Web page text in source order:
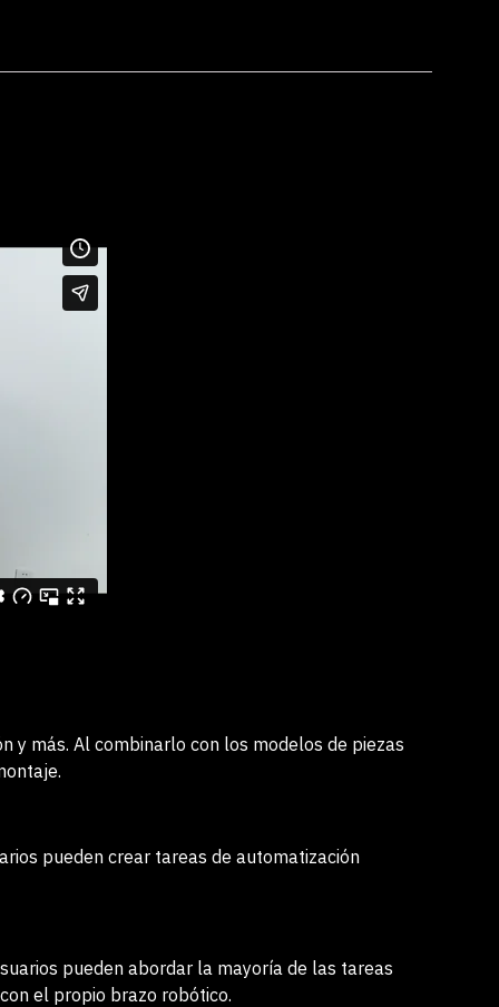
y más. Al combinarlo con los modelos de piezas
pueden crear tareas de automatización
pueden abordar la mayoría de las tareas
el propio brazo robótico.